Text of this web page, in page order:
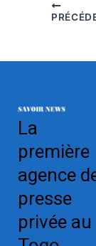
La
première
agence
presse
privée au